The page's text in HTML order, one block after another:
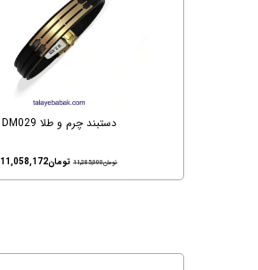
دستبند چرم و طلا DM029
تومان11,285,000 تومان11,058,172